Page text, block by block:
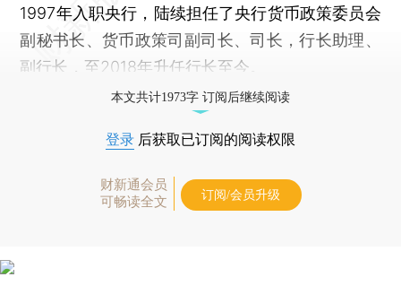
1997年入职央行，陆续担任了央行货币政策委员会
副秘书长、货币政策司副司长、司长，行长助理、
副行长，至2018年升任行长至今。
本文共计1973字 订阅后继续阅读
登录 后获取已订阅的阅读权限
财新通会员
可畅读全文
订阅/会员升级